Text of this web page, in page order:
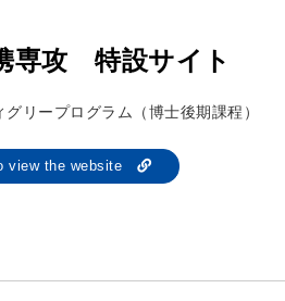
専攻 特設サイト
リープログラム（博士後期課程）
view the website